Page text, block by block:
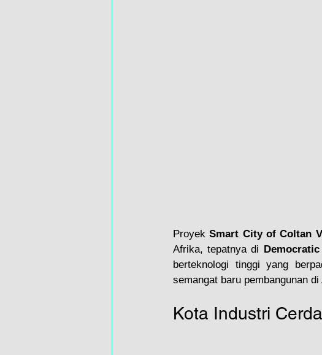
Proyek Smart City of Coltan
Afrika, tepatnya di
berteknologi tinggi yang
semangat baru pembangunan di
Kota Industri